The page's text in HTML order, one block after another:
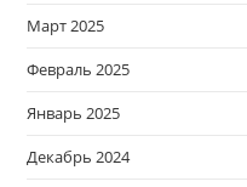
Март 2025
Февраль 2025
Январь 2025
Декабрь 2024